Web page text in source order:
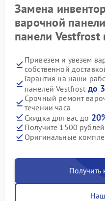
Замена
варочной
панели
Привезем и увезем
собственной
Гарантия на наши
панелей Vestfrost до
Срочный ремонт
течении часа
Скидка для вас до
Получите 1500
Оригинальные
Получить